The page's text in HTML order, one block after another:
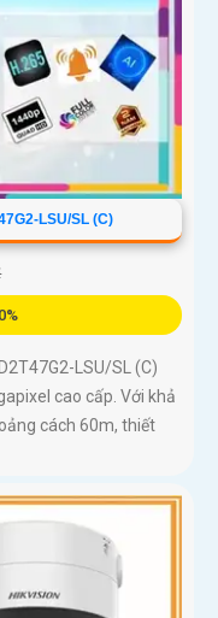
LSU/SL (C)
LSU/SL (C)
cao cấp. Với khả
cách 60m, thiết